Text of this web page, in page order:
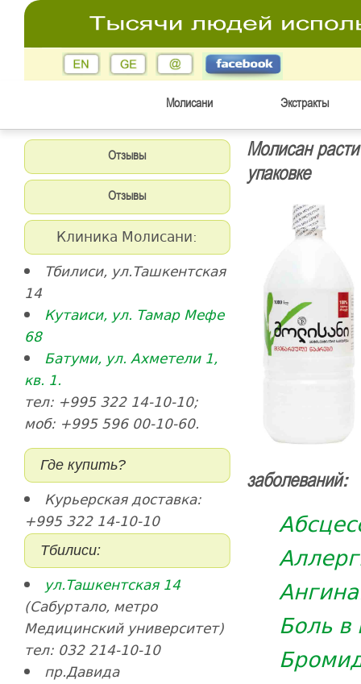
Молисани Экстракты
Отзывы
Отзывы
Клиника Молисани:
Тбилиси, ул.Ташкентская
14
Кутаиси, ул. Тамар Мефе
68
Батуми, ул. Ахметели 1,
кв. 1.
тел: +995 322 14-10-10;
моб: +995 596 00-10-60.
Где купить?
Курьерская доставка:
+995 322 14-10-10
Тбилиси:
ул.Ташкентская 14
(Сабуртало, метро
Медицинский университет)
тел: 032 214-10-10
пр.Давида
Молисан
упаковке
заболеваний:
Боль в